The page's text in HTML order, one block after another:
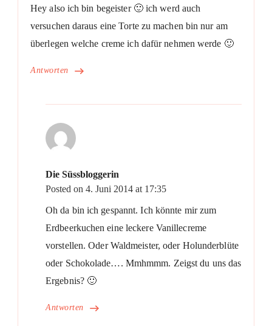
Antworten
Hey also ich bin begeister 🙂 ich werd auch
versuchen daraus eine Torte zu machen bin nur am
überlegen welche creme ich dafür nehmen werde 🙂
Die Süssbloggerin
Posted on 4. Juni 2014 at 17:35
Antworten
Oh da bin ich gespannt. Ich könnte mir zum
Erdbeerkuchen eine leckere Vanillecreme
vorstellen. Oder Waldmeister, oder Holunderblüte
oder Schokolade…. Mmhmmm. Zeigst du uns das
Ergebnis? 🙂